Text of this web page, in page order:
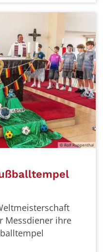
© Rolf Ruppenthal
Messdiener ihre